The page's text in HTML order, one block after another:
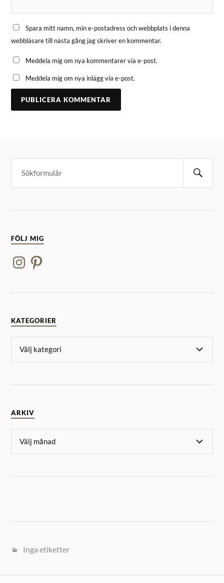
Spara mitt namn, min e-postadress och webbplats i denna
webbläsare till nästa gång jag skriver en kommentar.
Meddela mig om nya kommentarer via e-post.
Meddela mig om nya inlägg via e-post.
FÖLJ MIG
KATEGORIER
ARKIV
Inga etiketter